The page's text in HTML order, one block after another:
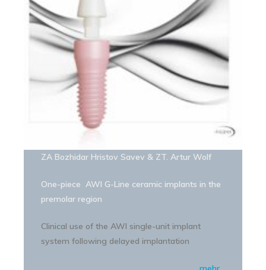
ZA Bozhidar Hristov Savev & ZT. Artur Wolf
One-piece AWI G-Line ceramic implants in the
premolar region
Clinical use of the AWI single-unit implant
system following delayed implantation